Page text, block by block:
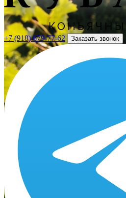
+7 (918) 679-77-62 Заказать звонок